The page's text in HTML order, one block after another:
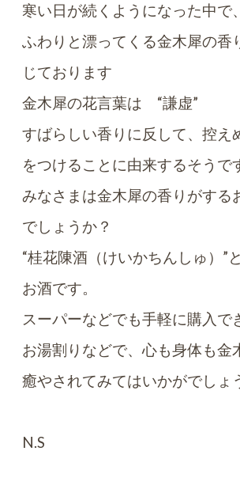
寒い日が続くようになった中で
ふわりと漂ってくる金木犀の香
じております
金木犀の花言葉は “謙虚”
すばらしい香りに反して、控え
をつけることに由来するそうで
みなさまは金木犀の香りがする
でしょうか？
“桂花陳酒（けいかちんしゅ）”
お酒です。
スーパーなどでも手軽に購入で
お湯割りなどで、心も身体も金
癒やされてみてはいかがでしょ
N.S